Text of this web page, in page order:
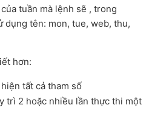
tuần mà lệnh sẽ , trong
dụng tên: mon, tue, web, thu,
hơn:
tất cả tham số
trì 2 hoặc nhiều lần thực thi một